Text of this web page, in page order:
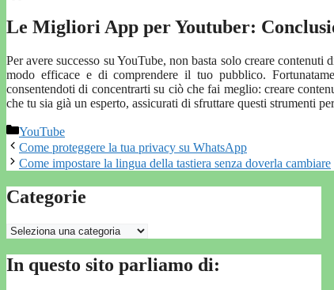
Le Migliori App per Youtuber:
Per avere successo su YouTube, non basta solo creare
modo efficace e di comprendere il tuo pubblico.
consentendoti di concentrarti su ciò che fai meglio: creare
che tu sia già un esperto, assicurati di sfruttare questi strumenti
Categorie
YouTube
Come proteggere la tua privacy su WhatsApp
Come impostare la lingua della tastiera senza doverla cambiare
Categorie
Categorie
In questo sito parliamo di: